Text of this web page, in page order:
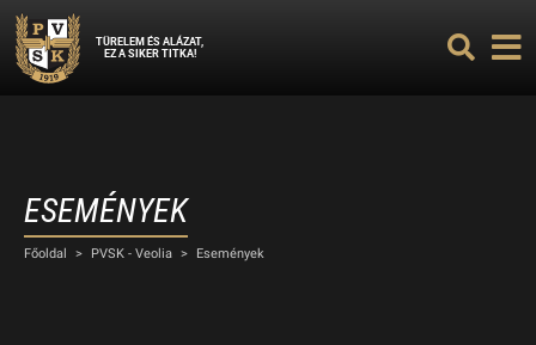
TÜRELEM ÉS ALÁZAT,
EZ A SIKER TITKA!
ESEMÉNYEK
Főoldal > PVSK - Veolia > Események